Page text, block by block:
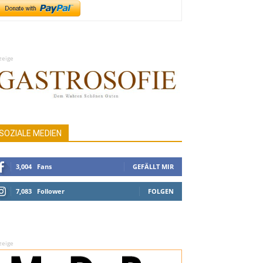
MEDIEN
3,004 Fans GEFÄLLT MIR
7,083 Follower FOLGEN